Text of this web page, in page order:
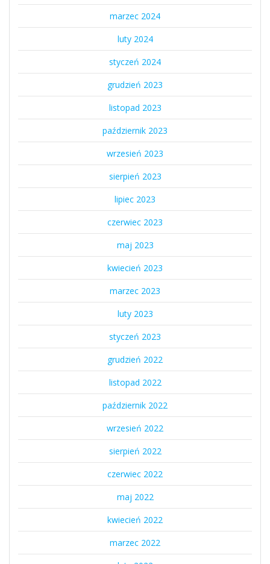
marzec 2024
luty 2024
styczeń 2024
grudzień 2023
listopad 2023
październik 2023
wrzesień 2023
sierpień 2023
lipiec 2023
czerwiec 2023
maj 2023
kwiecień 2023
marzec 2023
luty 2023
styczeń 2023
grudzień 2022
listopad 2022
październik 2022
wrzesień 2022
sierpień 2022
czerwiec 2022
maj 2022
kwiecień 2022
marzec 2022